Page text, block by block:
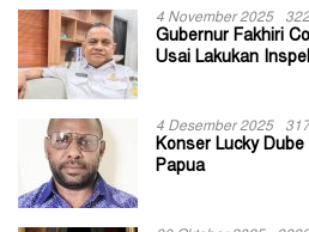
4 November 2025
Gubernur Fakhiri
Usai Lakukan
4 Desember 2025
Konser Lucky
Papua